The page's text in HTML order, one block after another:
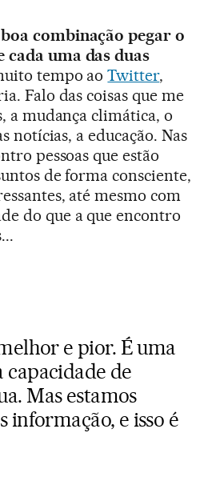
combinação pegar o
cada uma das duas
tempo aoTwitter,
Falo das coisas que me
a mudança climática, o
notícias, a educação. Nas
pessoas que estão
de forma consciente,
até mesmo com
do que a que encontro
e pior. É uma
capacidade de
Mas estamos
informação, e isso é